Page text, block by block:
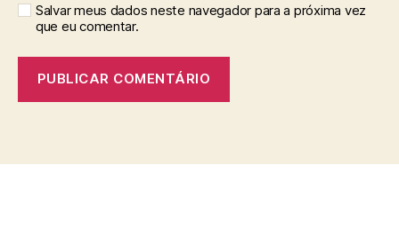
Salvar meus dados neste navegador para a próxima vez
que eu comentar.